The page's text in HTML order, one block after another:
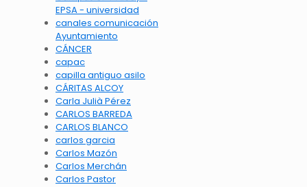
EPSA - universidad
canales comunicación
Ayuntamiento
CÁNCER
capac
capilla antiguo asilo
CÁRITAS ALCOY
Carla Julià Pérez
CARLOS BARREDA
CARLOS BLANCO
carlos garcia
Carlos Mazón
Carlos Merchán
Carlos Pastor